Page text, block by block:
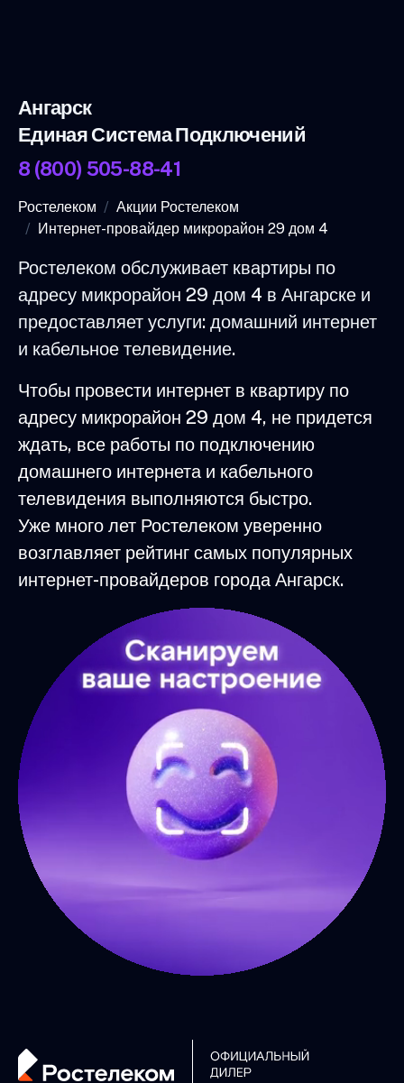
Ангарск
Единая Система Подключений
8 (800) 505-88-41
Ростелеком
Акции Ростелеком
Интернет-провайдер микрорайон 29 дом 4
Ростелеком обслуживает квартиры по
адресу микрорайон 29 дом 4 в Ангарске и
предоставляет услуги: домашний интернет
и кабельное телевидение.
Чтобы провести интернет в квартиру по
адресу микрорайон 29 дом 4, не придется
ждать, все работы по подключению
домашнего интернета и кабельного
телевидения выполняются быстро.
Уже много лет Ростелеком уверенно
возглавляет рейтинг самых популярных
интернет-провайдеров города Ангарск.